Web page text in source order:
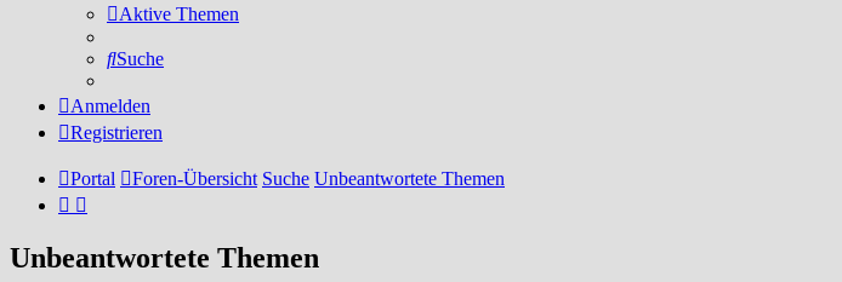
Aktive Themen
Suche
Anmelden
Registrieren
Portal Foren-Übersicht Suche Unbeantwortete Themen
Unbeantwortete Themen